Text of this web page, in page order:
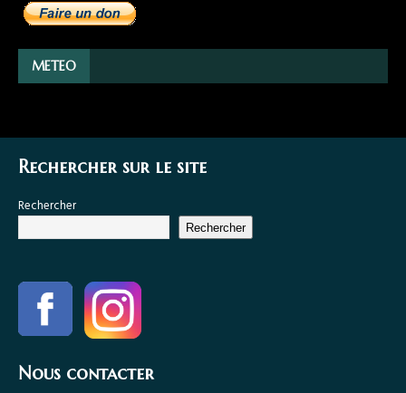
METEO
Rechercher sur le site
Rechercher
Rechercher
Nous contacter